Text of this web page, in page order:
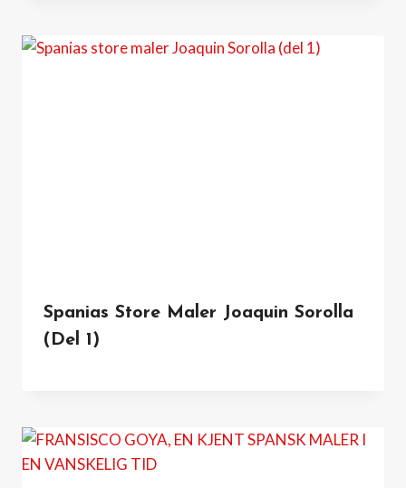
Spanias Store Maler Joaquin Sorolla
(del 1)